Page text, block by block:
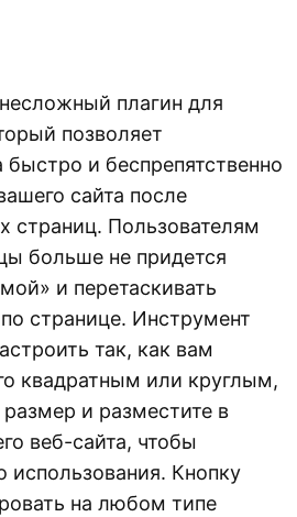
плагин для
позволяет
быстро и беспрепятственно
сайта после
страниц. Пользователям
больше не придется
и перетаскивать
странице. Инструмент
так, как вам
квадратным или круглым,
размер и разместите в
веб-сайта, чтобы
использования. Кнопку
на любом типе